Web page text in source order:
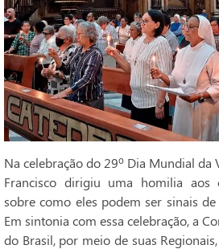
Na celebração do 29º Dia Mundial da
Francisco dirigiu uma homilia aos
sobre como eles podem ser sinais
Em sintonia com essa celebração, a
do Brasil, por meio de suas